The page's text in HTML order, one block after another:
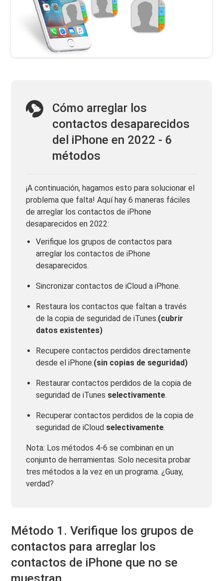
Cómo arreglar los
contactos desaparecidos
del iPhone en 2022 - 6
métodos
¡A continuación, hagamos esto para solucionar el
problema que falta! Aquí hay 6 maneras fáciles
de arreglar los contactos de iPhone
desaparecidos en 2022:
Verifique los grupos de contactos para
arreglar los contactos de iPhone
desaparecidos.
Sincronizar contactos de iCloud a iPhone.
Restaura los contactos que faltan a través
de la copia de seguridad de iTunes.(cubrir
datos existentes)
Recupere contactos perdidos directamente
desde el iPhone.(sin copias de seguridad)
Restaurar contactos perdidos de la copia de
seguridad de iTunes selectivamente.
Recuperar contactos perdidos de la copia de
seguridad de iCloud selectivamente.
Nota: Los métodos 4-6 se combinan en un
conjunto de herramientas. Solo necesita probar
tres métodos a la vez en un programa. ¿Guay,
verdad?
Método 1. Verifique los grupos de
contactos para arreglar los
contactos de iPhone que no se